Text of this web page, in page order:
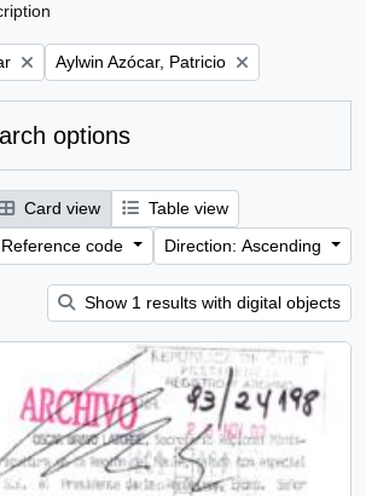
Remove filter:
Aylwin Azócar, Patricio
options
Card view
Table view
code
Direction: Ascending
Show 1 results with digital objects